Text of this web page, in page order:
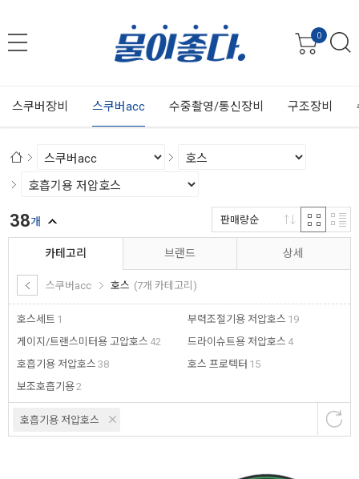
0
스쿠버장비 스쿠버acc 수중촬영/통신장비 구조장비
카테고리
스쿠버acc 호스 (7개 카테고리)
호스세트 1
게이지/트랜스미터용 고압호스 42
호흡기용 저압호스 38
보조호흡기용2
부력조절기용 저압호스 19
드라이슈트용 저압호스 4
호스 프로텍터 15
브랜드 상세
호흡기용 저압호스
38개 판매량순